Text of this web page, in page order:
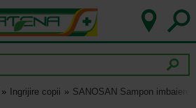
Ingrijire copii SANOSAN Sampon imbaiere